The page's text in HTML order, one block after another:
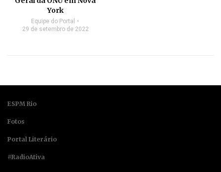
York
Equipe do Portal
29 de setembro de 2022
ESPM Rio
Fotos
Portal Literário
#RadioAtiva